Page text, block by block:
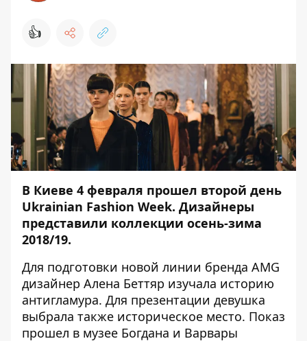
👍
В Киеве 4 февраля прошел второй день
Ukrainian Fashion Week. Дизайнеры
представили коллекции осень-зима
2018/19.
Для подготовки новой линии бренда AMG
дизайнер Алена Беттяр изучала историю
антигламура. Для презентации девушка
выбрала также историческое место. Показ
прошел в музее Богдана и Варвары